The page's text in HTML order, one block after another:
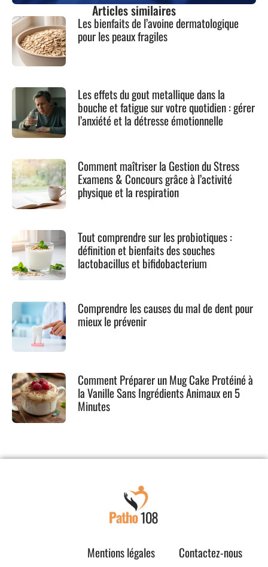
Articles similaires
Les bienfaits de l’avoine dermatologique
pour les peaux fragiles
Les effets du gout metallique dans la
bouche et fatigue sur votre quotidien : gérer
l’anxiété et la détresse émotionnelle
Comment maîtriser la Gestion du Stress
Examens & Concours grâce à l’activité
physique et la respiration
Tout comprendre sur les probiotiques :
définition et bienfaits des souches
lactobacillus et bifidobacterium
Comprendre les causes du mal de dent pour
mieux le prévenir
Comment Préparer un Mug Cake Protéiné à
la Vanille Sans Ingrédients Animaux en 5
Minutes
Mentions légales Contactez-nous